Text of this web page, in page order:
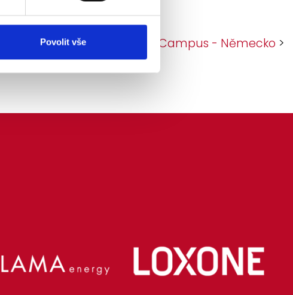
Povolit všeAUDI SPORT IN Campus - Německo >